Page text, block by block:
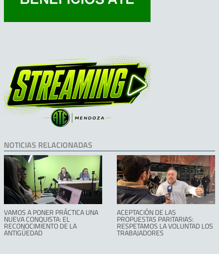
NOTICIAS RELACIONADAS
VAMOS A PONER PRÁCTICA UNA
NUEVA CONQUISTA: EL
RECONOCIMIENTO DE LA
ANTIGÜEDAD
ACEPTACIÓN DE LAS
PROPUESTAS PARITARIAS:
RESPETAMOS LA VOLUNTAD LOS
TRABAJADORES